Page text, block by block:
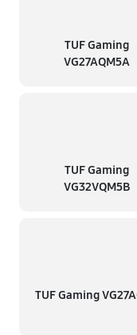
TUF Gaming
VG27AQM5A
TUF Gaming
VG32VQM5B
TUF Gaming